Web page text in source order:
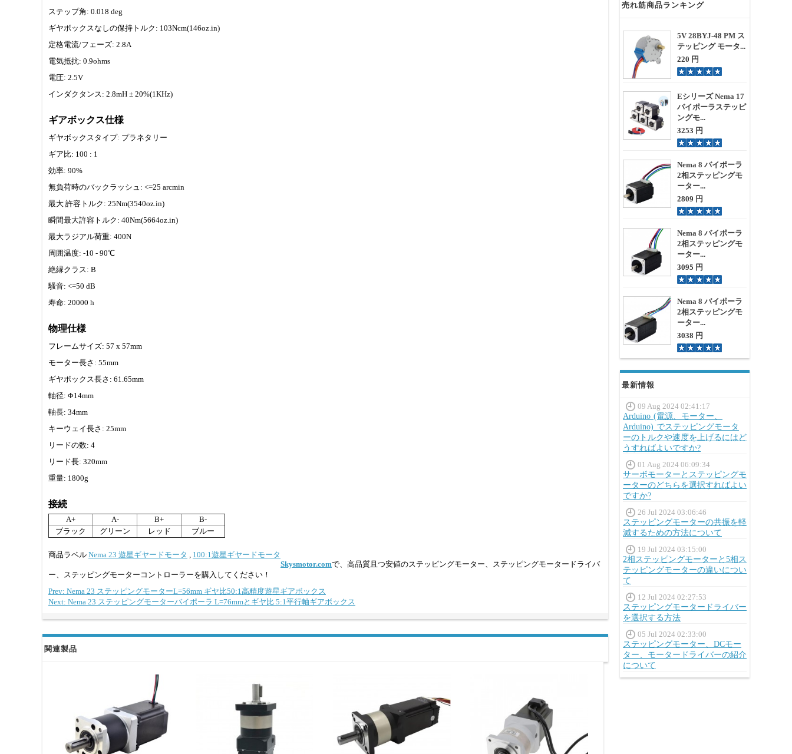
売れ筋商品ランキング
5V 28BYJ-48 PM ス
テッピング モータ...
220 円
Eシリーズ Nema 17
バイポーラステッピ
ングモ...
3253 円
Nema 8 バイポーラ
2相ステッピングモ
ーター...
2809 円
Nema 8 バイポーラ
2相ステッピングモ
ーター...
3095 円
Nema 8 バイポーラ
2相ステッピングモ
ーター...
3038 円
最新情報
09 Aug 2024 02:41:17
Arduino (電源、モーター、
Arduino) でステッピングモータ
ーのトルクや速度を上げるにはど
うすればよいですか?
01 Aug 2024 06:09:34
サーボモーターとステッピングモ
ーターのどちらを選択すればよい
ですか?
26 Jul 2024 03:06:46
ステッピングモーターの共振を軽
減するための方法について
19 Jul 2024 03:15:00
2相ステッピングモーターと5相ス
テッピングモーターの違いについ
て
12 Jul 2024 02:27:53
ステッピングモータードライバー
を選択する方法
05 Jul 2024 02:33:00
ステッピングモーター、DCモー
ター、モータードライバーの紹介
について
ステップ角: 0.018 deg
ギヤボックスなしの保持トルク: 103Ncm(146oz.in)
定格電流/フェーズ: 2.8A
電気抵抗: 0.9ohms
電圧: 2.5V
インダクタンス: 2.8mH ± 20%(1KHz)
ギアボックス仕様
ギヤボックスタイプ: プラネタリー
ギア比: 100 : 1
効率: 90%
無負荷時のバックラッシュ: <=25 arcmin
最大 許容トルク: 25Nm(3540oz.in)
瞬間最大許容トルク: 40Nm(5664oz.in)
最大ラジアル荷重: 400N
周囲温度: -10 - 90℃
絶縁クラス: B
騒音: <=50 dB
寿命: 20000 h
物理仕様
フレームサイズ: 57 x 57mm
モーター長さ: 55mm
ギヤボックス長さ: 61.65mm
軸径: Φ14mm
軸長: 34mm
キーウェイ長さ: 25mm
リードの数: 4
リード長: 320mm
重量: 1800g
接続
A+ A- B+
B-
ブラック
グリーン レッド ブルー
商品ラベル Nema 23 遊星ギヤードモータ , 100:1遊星ギヤードモータ
Skysmotor.comで、高品質且つ安値のステッピングモーター、ステッピングモータードライバ
ー、ステッピングモーターコントローラーを購入してください！
Prev: Nema 23 ステッピングモーターL=56mm ギヤ比50:1高精度遊星ギアボックス
Next: Nema 23 ステッピングモーターバイポーラ L=76mmとギヤ比 5:1平行軸ギアボックス
関連製品